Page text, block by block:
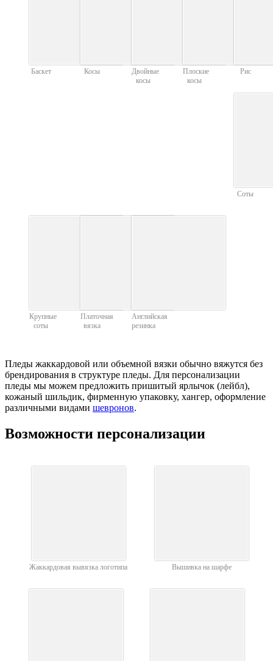
Баскет Косы
Двойные
косы
Плоские
косы
Рис
Соты
Крупные
соты
Платочная
вязка
Английская
резинка
Пледы жаккардовой или объемной вязки обычно вяжутся без
брендирования в структуре пледы. Для персонализации
пледы мы можем предложить пришитый ярлычок (лейбл),
кожаный шильдик, фирменную упаковку, хангер, оформление
различными видами шевронов.
Возможности персонализации
Жаккардовая вывязка логотипа Вышивка на шарфе